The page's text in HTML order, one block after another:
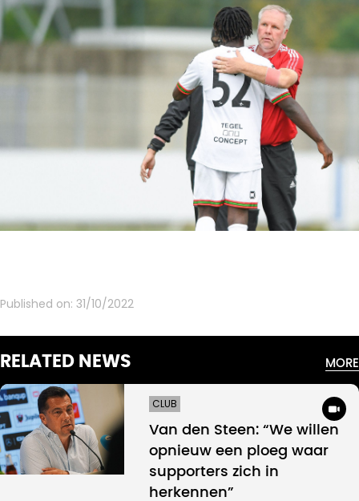
Published on: 31/10/2022
RELATED NEWS MORE
CLUB
Van den Steen: “We willen
opnieuw een ploeg waar
supporters zich in
herkennen”